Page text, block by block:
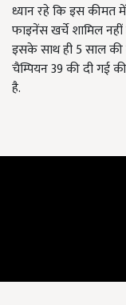
ध्यान रहे कि इस कीमत
फाइनेंस खर्चे शामिल
इसके साथ ही 5 साल की
चैम्पियन 39 की दी गई
है.